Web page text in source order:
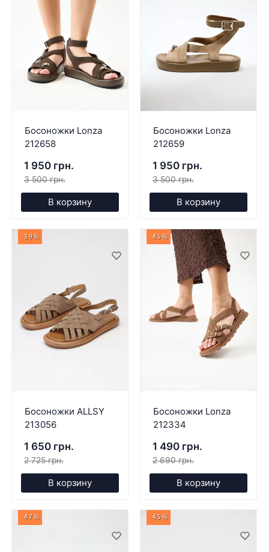
Босоножки Lonza
212658
1 950 грн.
3 500 грн.
В корзину
Босоножки Lonza
212659
1 950 грн.
3 500 грн.
В корзину
-39%
Босоножки ALLSY
213056
1 650 грн.
2 725 грн.
В корзину
-45%
Босоножки Lonza
212334
1 490 грн.
2 690 грн.
В корзину
-47% -45%